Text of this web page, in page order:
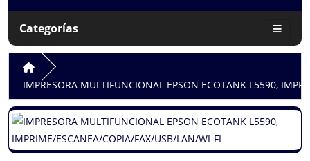
Categorías
IMPRESORA MULTIFUNCIONAL EPSON ECOTANK L5590,